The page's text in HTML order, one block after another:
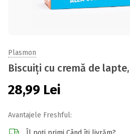
Plasmon
Biscuiți cu cremă de lapte,
28,99 Lei
Avantajele Freshful: